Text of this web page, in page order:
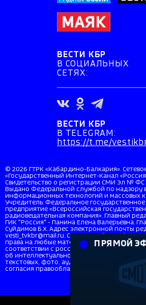
ВЕСТИ КБР
В СОЦИАЛЬНЫХ
СЕТЯХ:
ВЕСТИ КБР
В TELEGRAM:
https://t.me/
© 2026 ГТРК «Кабардино-Балкария».
«Государственный Интернет-Канал
Свидетельство о регистрации СМИ Эл № ФС
Выдано Федеральной службой по надзору в
информационных технологий и массовых
Учредитель: Федеральное
предприятие «Всероссийская
радиовещательная компания». Главный
ГИК "Россия" - Панина Елена Валерьевна.
Суйдимов Б.Х. Адрес электронной почты
vesti_tvkbr@mail.ru. Справочный телефон: +7
права на любые материалы,
соответствии с российским и
об интеллектуальной собственности.
текстовых, фото, аудио и видеоматериалов
согласия правообладателя (ВГТРК). Для
ПРЯМОЙ